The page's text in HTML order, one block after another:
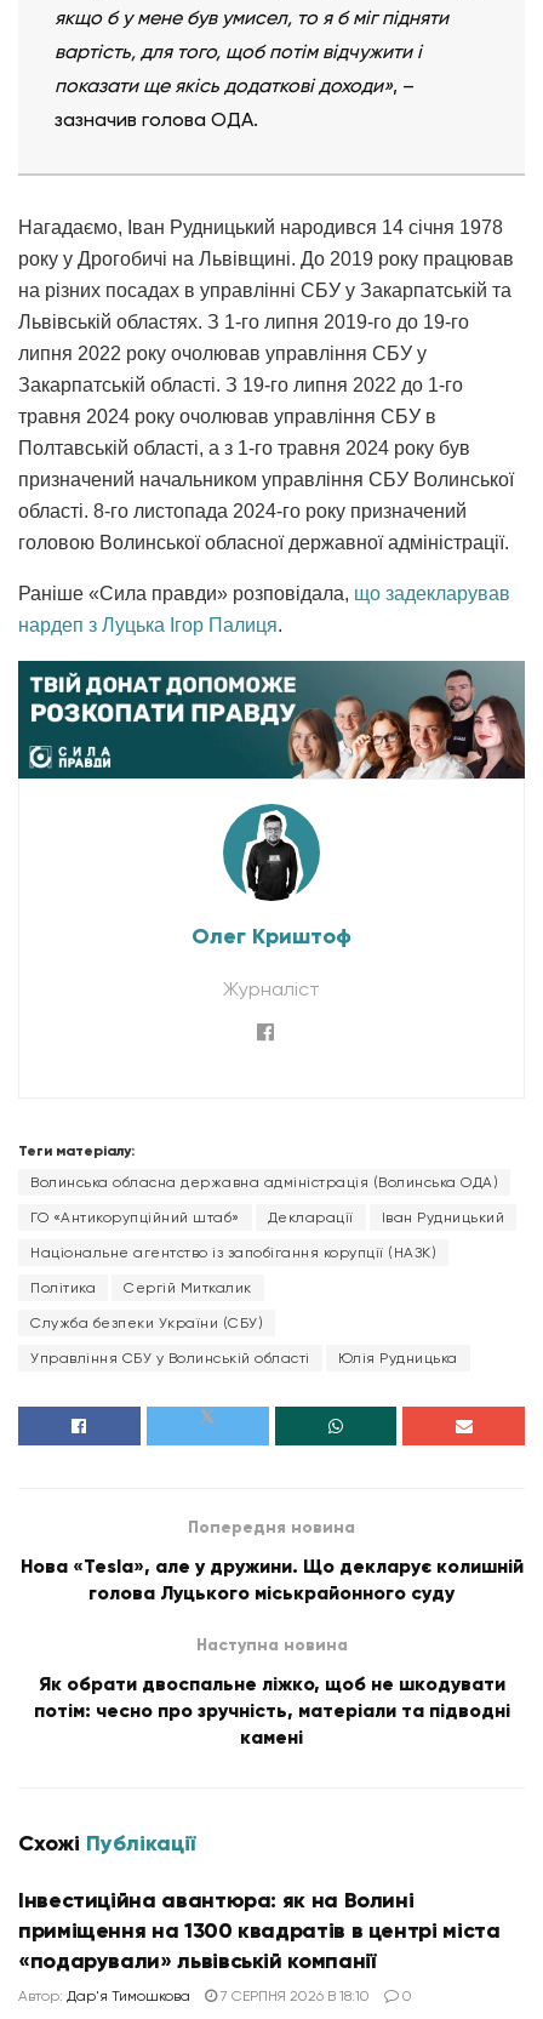
якщо б у мене був умисел, то я б міг підняти
вартість, для того, щоб потім відчужити і
показати ще якісь додаткові доходи», –
зазначив голова ОДА.
Нагадаємо, Іван Рудницький народився 14 січня 1978
року у Дрогобичі на Львівщині. До 2019 року працював
на різних посадах в управлінні СБУ у Закарпатській та
Львівській областях. З 1-го липня 2019-го до 19-го
липня 2022 року очолював управління СБУ у
Закарпатській області. З 19-го липня 2022 до 1-го
травня 2024 року очолював управління СБУ в
Полтавській області, а з 1-го травня 2024 року був
призначений начальником управління СБУ Волинської
області. 8-го листопада 2024-го року призначений
головою Волинської обласної державної адміністрації.
Раніше «Сила правди» розповідала, що задекларував
нардеп з Луцька Ігор Палиця.
Олег Криштоф
Журналіст
Теги матеріалу:
Волинська обласна державна адміністрація (Волинська ОДА)
ГО «Антикорупційний штаб» Декларації Іван Рудницький
Національне агентство із запобігання корупції (НАЗК)
Політика Сергій Миткалик
Служба безпеки України (СБУ)
Управління СБУ у Волинській області Юлія Рудницька
Попередня новина
Нова «Tesla», але у дружини. Що декларує колишній
голова Луцького міськрайонного суду
Наступна новина
Як обрати двоспальне ліжко, щоб не шкодувати
потім: чесно про зручність, матеріали та підводні
камені
Схожі Публікації
Інвестиційна авантюра: як на Волині
приміщення на 1300 квадратів в центрі міста
«подарували» львівській компанії
Автор: Дар'я Тимошкова 7 СЕРПНЯ 2026 В 18:10 0